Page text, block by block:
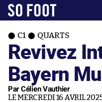
C1 QUARTS
Revivez
Bayern
Par Célien Vauthier
LE MERCREDI 16 AVRIL